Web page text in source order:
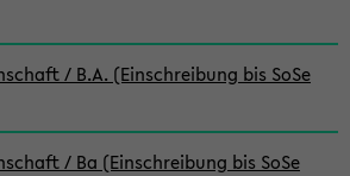
/ B.A. (Einschreibung bis SoSe
/ Ba (Einschreibung bis SoSe